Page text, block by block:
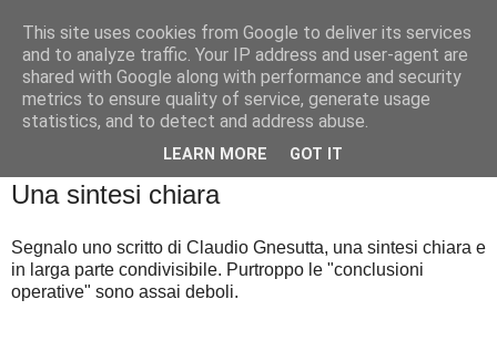
Badiale & Tringali
Una sintesi chiara
Segnalo uno scritto di Claudio Gnesutta, una sintesi chiara e
in larga parte condivisibile. Purtroppo le "conclusioni
operative" sono assai deboli.
This site uses cookies from Google to deliver its services
and to analyze traffic. Your IP address and user-agent are
shared with Google along with performance and security
metrics to ensure quality of service, generate usage
statistics, and to detect and address abuse.
LEARN MORE GOT IT